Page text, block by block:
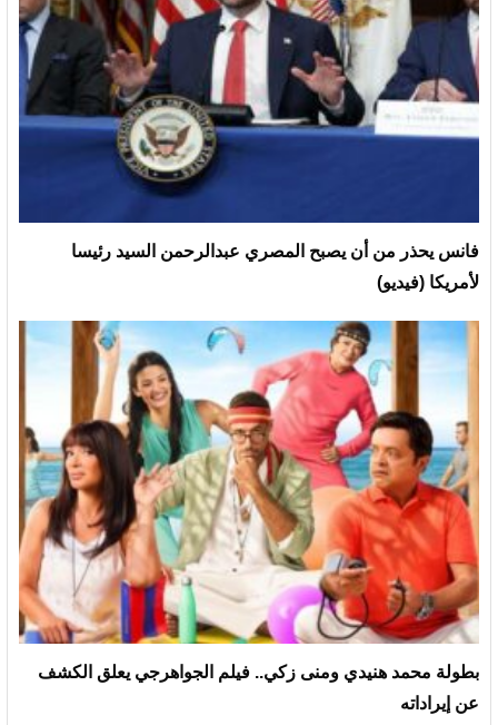
فانس يحذر من أن يصبح المصري عبدالرحمن السيد رئيسا
لأمريكا (فيديو)
بطولة محمد هنيدي ومنى زكي.. فيلم الجواهرجي يعلق الكشف
عن إيراداته